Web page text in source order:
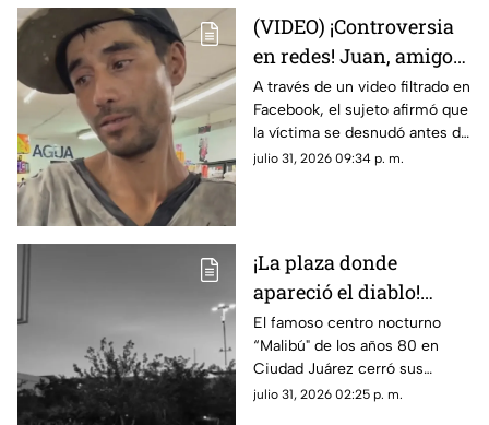
(VIDEO) ¡Controversia
en redes! Juan, amigo
de José Bélico, habría
movido un cadáver que
cayó en su dique
A través de un video filtrado en
Facebook, el sujeto afirmó que
la víctima se desnudó antes de
caer y justificó haber movido
julio 31, 2026 09:34 p. m.
¡La plaza donde
apareció el diablo!
Aseguran que hombre
con patas de cabra se
apareció en lo que hoy
es conocida tienda en
El famoso centro nocturno
“Malibú" de los años 80 en
Ciudad Juárez cerró sus
puertas tras una terrorífica
julio 31, 2026 02:25 p. m.